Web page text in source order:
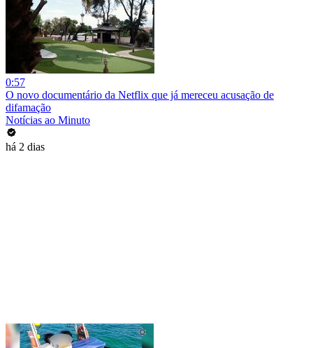
0:57
O novo documentário da Netflix que já mereceu acusação de
difamação
Notícias ao Minuto
há 2 dias